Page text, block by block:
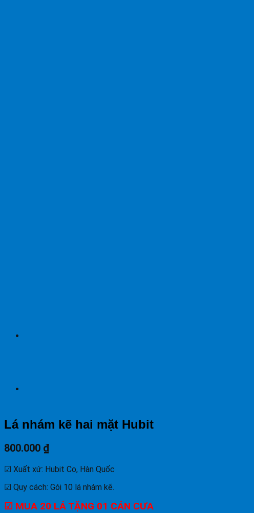
Lá nhám kẽ hai mặt Hubit
800.000 ₫
☑ Xuất xứ: Hubit Co, Hàn Quốc
☑ Quy cách: Gói 10 lá nhám kẽ.
☑ MUA 20 LÁ TẶNG 01 CÁN CƯA